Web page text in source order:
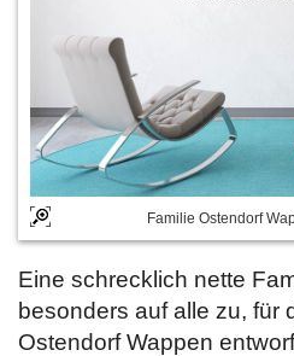
Familie Ostendorf
Eine schrecklich nette
besonders auf alle zu, für
Ostendorf Wappen